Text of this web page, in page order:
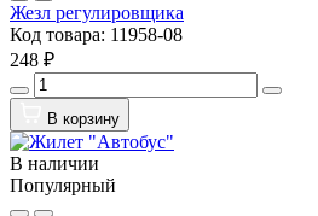
Жезл регулировщика
Код товара: 11958-08
248 ₽
В корзину
В наличии
Популярный